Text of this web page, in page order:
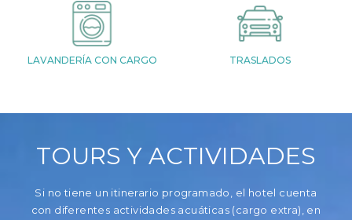
LAVANDERÍA CON CARGO TRASLADOS
TOURS Y ACTIVIDADES
Si no tiene un itinerario programado, el hotel cuenta
con diferentes actividades acuáticas (cargo extra), en